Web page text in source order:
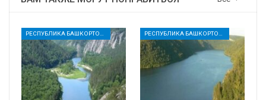
РЕСПУБЛИКА БАШКОРТОСТАН РЕСПУБЛИКА БАШКОРТОСТАН